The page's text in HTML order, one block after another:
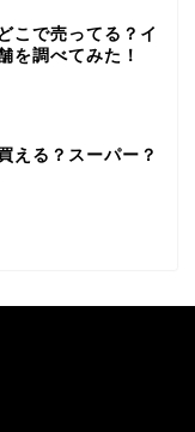
こで売ってる？イ
を調べてみた！
える？スーパー？